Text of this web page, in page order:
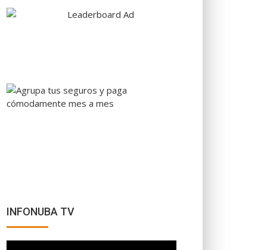
INFONUBA TV